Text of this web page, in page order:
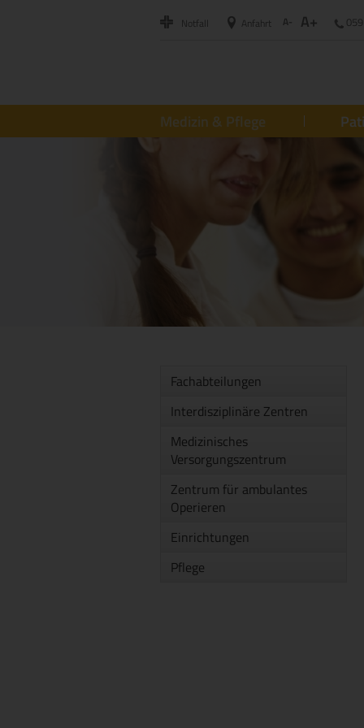
Notfall Anfahrt A- A+
Medizin & Pflege
Fachabteilungen
Interdisziplinäre Zentren
Medizinisches
Versorgungszentrum
Zentrum für ambulantes
Operieren
Einrichtungen
Pflege